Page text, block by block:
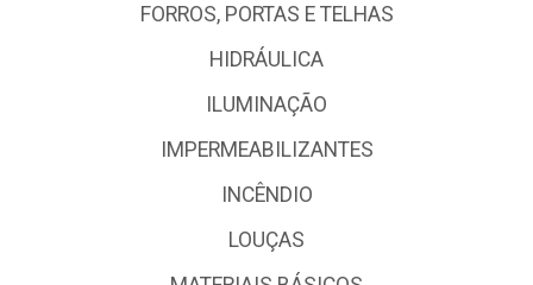
FORROS, PORTAS E TELHAS
HIDRÁULICA
ILUMINAÇÃO
IMPERMEABILIZANTES
INCÊNDIO
LOUÇAS